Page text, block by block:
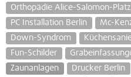
Orthopädie Alice-Salomon-Platz
PC Installation Berlin
Mc-
Down-Syndrom
Fun-Schilder
Zaunanlagen
Drucker Berlin